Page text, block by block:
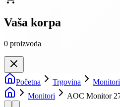
Vaša korpa
0 proizvoda
Početna Trgovina Monitori
Monitori
AOC Monitor